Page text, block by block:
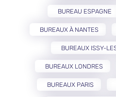
BUREAU ESPAGNE
BUREAUX À NANTES
BUREAUX ISSY-
BUREAUX LONDRES
BUREAUX PARIS